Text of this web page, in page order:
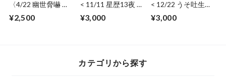
〈4/22 幽世脅嚇 〉
付・サイン )
¥2,500
< 11/11 星歴13夜 >
付・サイン･コメン
¥3,000
< 12/22 うそ吐生ナ
ェキ（日付・サイ
¥3,000
カテゴリから探す